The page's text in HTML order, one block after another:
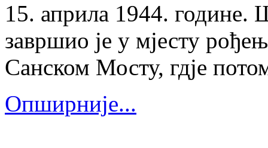
15. априла 1944. године.
завршио је у мјесту
Санском Мосту, гдје
Опширније...